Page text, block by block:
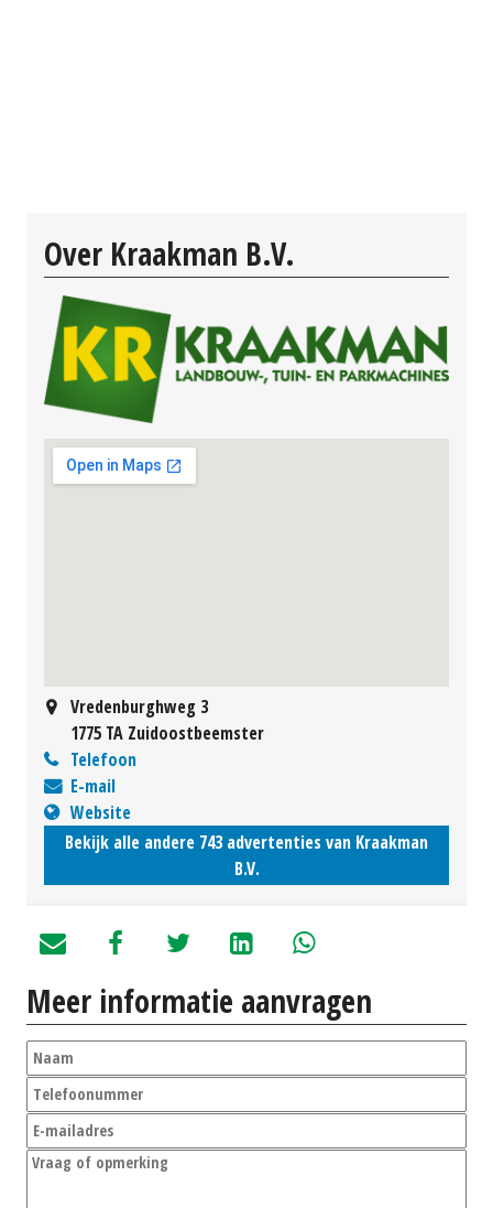
Over Kraakman B.V.
Vredenburghweg 3
1775 TA Zuidoostbeemster
Telefoon
E-mail
Website
Bekijk alle andere 743 advertenties van Kraakman
B.V.
Meer informatie aanvragen